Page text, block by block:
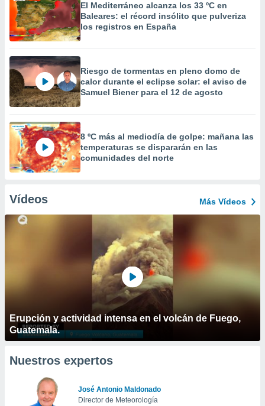
El Mediterráneo alcanza los 33 ºC en
Baleares: el récord insólito que pulveriza
los registros en España
Riesgo de tormentas en pleno domo de
calor durante el eclipse solar: el aviso de
Samuel Biener para el 12 de agosto
8 ºC más al mediodía de golpe: mañana las
temperaturas se dispararán en las
comunidades del norte
Vídeos Más Vídeos
Erupción y actividad intensa en el volcán de Fuego,
Guatemala.
Nuestros expertos
José Antonio Maldonado
Director de Meteorología